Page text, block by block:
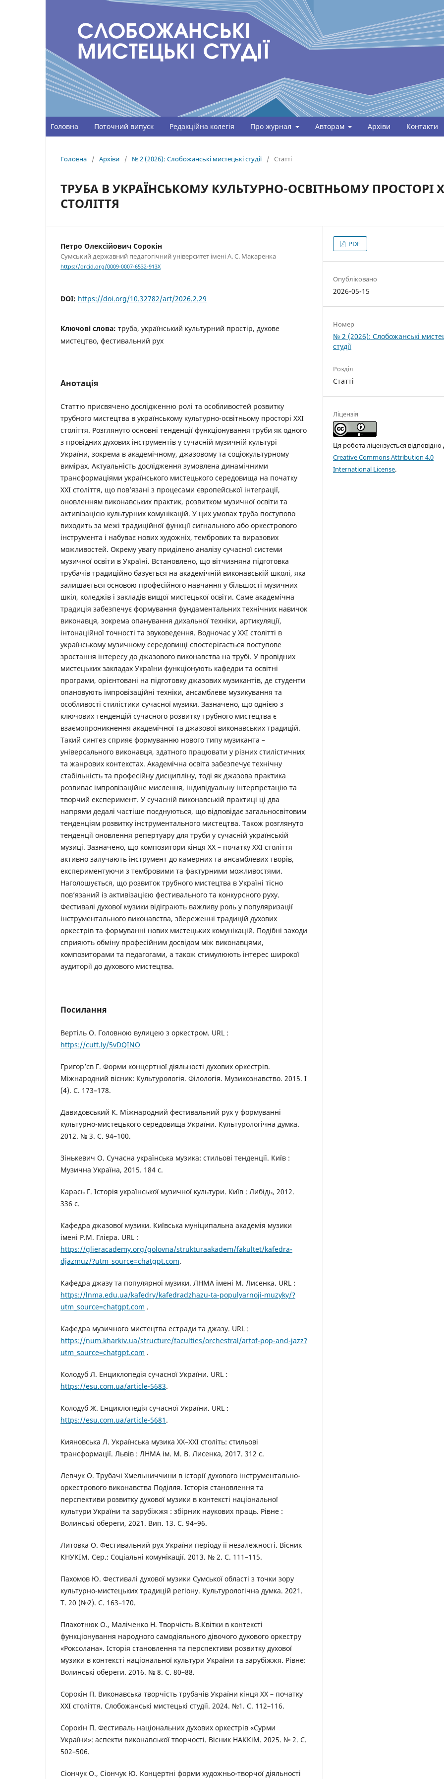
Головна Поточний випуск Редакційна колегія Про журнал Авторам Архіви Контакти
Головна / Архіви / № 2 (2026): Слобожанські мистецькі студії / Статті
ТРУБА В УКРАЇНСЬКОМУ КУЛЬТУРНО-ОСВІТНЬОМУ ПРОСТОРІ
СТОЛІТТЯ
Петро Олексійович Сорокін
Сумський державний педагогічний університет імені А. С. Макаренка
https://orcid.org/0009-0007-6532-913X
DOI: https://doi.org/10.32782/art/2026.2.29
Ключові слова: труба, український культурний простір, духове
мистецтво, фестивальний рух
Анотація
Статтю присвячено дослідженню ролі та особливостей розвитку
трубного мистецтва в українському культурно-освітньому просторі ХХІ
століття. Розглянуто основні тенденції функціонування труби як одного
з провідних духових інструментів у сучасній музичній культурі
України, зокрема в академічному, джазовому та соціокультурному
вимірах. Актуальність дослідження зумовлена динамічними
трансформаціями українського мистецького середовища на початку
ХХІ століття, що пов’язані з процесами європейської інтеграції,
оновленням виконавських практик, розвитком музичної освіти та
активізацією культурних комунікацій. У цих умовах труба поступово
виходить за межі традиційної функції сигнального або оркестрового
інструмента і набуває нових художніх, тембрових та виразових
можливостей. Окрему увагу приділено аналізу сучасної системи
музичної освіти в Україні. Встановлено, що вітчизняна підготовка
трубачів традиційно базується на академічній виконавській школі, яка
залишається основою професійного навчання у більшості музичних
шкіл, коледжів і закладів вищої мистецької освіти. Саме академічна
традиція забезпечує формування фундаментальних технічних навичок
виконавця, зокрема опанування дихальної техніки, артикуляції,
інтонаційної точності та звуковедення. Водночас у ХХІ столітті в
українському музичному середовищі спостерігається поступове
зростання інтересу до джазового виконавства на трубі. У провідних
мистецьких закладах України функціонують кафедри та освітні
програми, орієнтовані на підготовку джазових музикантів, де студенти
опановують імпровізаційні техніки, ансамблеве музикування та
особливості стилістики сучасної музики. Зазначено, що однією з
ключових тенденцій сучасного розвитку трубного мистецтва є
взаємопроникнення академічної та джазової виконавських традицій.
Такий синтез сприяє формуванню нового типу музиканта –
універсального виконавця, здатного працювати у різних стилістичних
та жанрових контекстах. Академічна освіта забезпечує технічну
стабільність та професійну дисципліну, тоді як джазова практика
розвиває імпровізаційне мислення, індивідуальну інтерпретацію та
творчий експеримент. У сучасній виконавській практиці ці два
напрями дедалі частіше поєднуються, що відповідає загальносвітовим
тенденціям розвитку інструментального мистецтва. Також розглянуто
тенденції оновлення репертуару для труби у сучасній українській
музиці. Зазначено, що композитори кінця ХХ – початку ХХІ століття
активно залучають інструмент до камерних та ансамблевих творів,
експериментуючи з тембровими та фактурними можливостями.
Наголошується, що розвиток трубного мистецтва в Україні тісно
пов’язаний із активізацією фестивального та конкурсного руху.
Фестивалі духової музики відіграють важливу роль у популяризації
інструментального виконавства, збереженні традицій духових
оркестрів та формуванні нових мистецьких комунікацій. Подібні заходи
сприяють обміну професійним досвідом між виконавцями,
композиторами та педагогами, а також стимулюють інтерес широкої
аудиторії до духового мистецтва.
Посилання
Вертіль О. Головною вулицею з оркестром. URL :
https://cutt.ly/5vDQINO
Григор’єв Г. Форми концертної діяльності духових оркестрів.
Міжнародний вісник: Культурологія. Філологія. Музикознавство. 2015. І
(4). С. 173–178.
Давидовський К. Міжнародний фестивальний рух у формуванні
культурно-мистецького середовища України. Культурологічна думка.
2012. № 3. С. 94–100.
Зінькевич О. Сучасна українська музика: стильові тенденції. Київ :
Музична Україна, 2015. 184 с.
Карась Г. Історія української музичної культури. Київ : Либідь, 2012.
336 с.
Кафедра джазової музики. Київська муніципальна академія музики
імені Р.М. Глієра. URL :
https://glieracademy.org/golovna/strukturaakadem/fakultet/kafedra-
djazmuz/?utm_source=chatgpt.com.
Кафедра джазу та популярної музики. ЛНМА імені М. Лисенка. URL :
https://lnma.edu.ua/kafedry/kafedradzhazu-ta-populyarnoji-muzyky/?
utm_source=chatgpt.com .
Кафедра музичного мистецтва естради та джазу. URL :
https://num.kharkiv.ua/structure/faculties/orchestral/artof-pop-and-jazz?
utm_source=chatgpt.com .
Колодуб Л. Енциклопедія сучасної України. URL :
https://esu.com.ua/article-5683.
Колодуб Ж. Енциклопедія сучасної України. URL :
https://esu.com.ua/article-5681 .
Кияновська Л. Українська музика ХХ–ХХІ століть: стильові
трансформації. Львів : ЛНМА ім. М. В. Лисенка, 2017. 312 с.
Левчук О. Трубачі Хмельниччини в історії духового інструментально-
оркестрового виконавства Поділля. Історія становлення та
перспективи розвитку духової музики в контексті національної
культури України та зарубіжжя : збірник наукових праць. Рівне :
Волинські обереги, 2021. Вип. 13. С. 94–96.
Литовка О. Фестивальний рух України періоду її незалежності. Вісник
КНУКІМ. Сер.: Соціальні комунікації. 2013. № 2. С. 111–115.
Пахомов Ю. Фестивалі духової музики Сумської області з точки зору
культурно-мистецьких традицій регіону. Культурологічна думка. 2021.
Т. 20 (№2). С. 163–170.
Плахотнюк О., Маліченко Н. Творчість В.Квітки в контексті
функціонування народного самодіяльного дівочого духового оркестру
«Роксолана». Історія становлення та перспективи розвитку духової
музики в контексті національної культури України та зарубіжжя. Рівне:
Волинські обереги. 2016. № 8. С. 80–88.
Сорокін П. Виконавська творчість трубачів України кінця ХХ – початку
ХХІ століття. Слобожанські мистецькі студії. 2024. №1. С. 112–116.
Сорокін П. Фестиваль національних духових оркестрів «Сурми
України»: аспекти виконавської творчості. Вісник НАККіМ. 2025. № 2. С.
502–506.
Сіончук О., Сіончук Ю. Концертні форми художньо-творчої діяльності
PDF
Опубліковано
2026-05-15
Номер
№ 2 (2026): Слобожанські
студії
Розділ
Статті
Ліцензія
Ця робота ліцензується відповідно
Creative Commons Attribution 4.0
International License.